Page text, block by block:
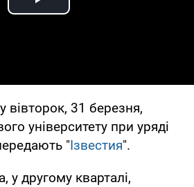
Play Video
вівторок, 31 березня,
університету при уряді
"Ізвестия".
другому кварталі,